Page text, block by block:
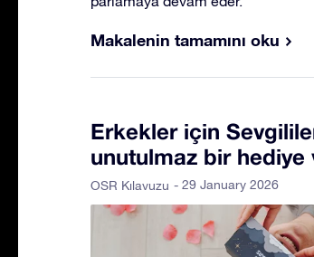
Makalenin tamamını oku
Erkekler için
unutulmaz bir hediye
OSR Kılavuzu - 29 January 2026